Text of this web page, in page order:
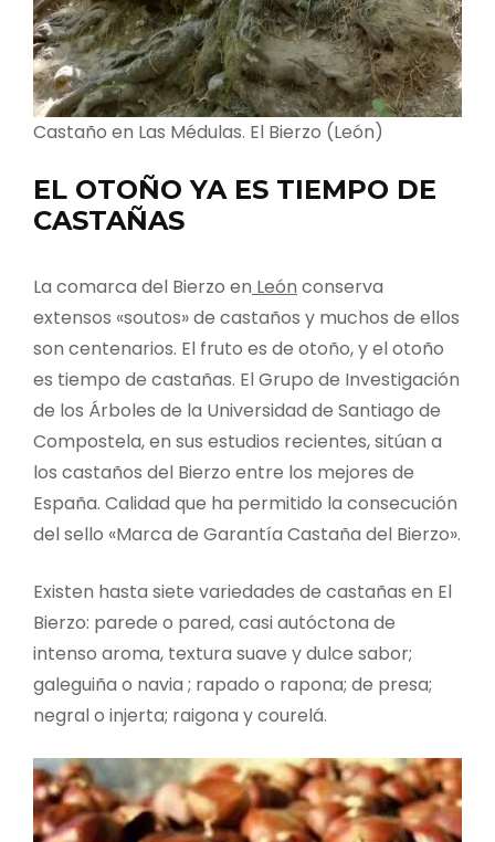
Castaño en Las Médulas. El Bierzo (León)
EL OTOÑO YA ES TIEMPO DE
CASTAÑAS
La comarca del Bierzo en León conserva
extensos «soutos» de castaños y muchos de ellos
son centenarios. El fruto es de otoño, y el otoño
es tiempo de castañas. El Grupo de Investigación
de los Árboles de la Universidad de Santiago de
Compostela, en sus estudios recientes, sitúan a
los castaños del Bierzo entre los mejores de
España. Calidad que ha permitido la consecución
del sello «Marca de Garantía Castaña del Bierzo».
Existen hasta siete variedades de castañas en El
Bierzo: parede o pared, casi autóctona de
intenso aroma, textura suave y dulce sabor;
galeguiña o navia ; rapado o rapona; de presa;
negral o injerta; raigona y courelá.